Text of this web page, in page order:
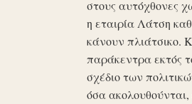
στους αυτόχθονες
η εταιρία Λάτση
κάνουν πλιάτσικο.
παράκεντρα εκτός
σχέδιο των
όσα